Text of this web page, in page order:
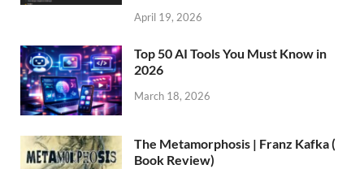
April 19, 2026
Top 50 AI Tools You Must Know in
2026
March 18, 2026
The Metamorphosis | Franz Kafka (
Book Review)